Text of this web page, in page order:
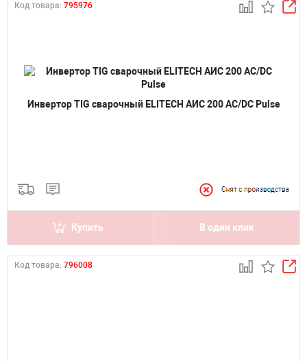
Код товара: 795976
Инвертор TIG сварочный ELITECH АИС 200 AC/DC Pulse
Купить В один клик
Код товара: 796008